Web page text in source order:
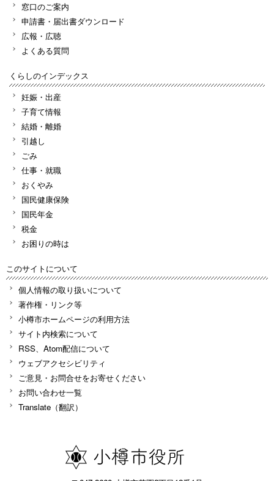
窓口のご案内
申請書・届出書ダウンロード
広報・広聴
よくある質問
くらしのインデックス
妊娠・出産
子育て情報
結婚・離婚
引越し
ごみ
仕事・就職
おくやみ
国民健康保険
国民年金
税金
お困りの時は
このサイトについて
個人情報の取り扱いについて
著作権・リンク等
小樽市ホームページの利用方法
サイト内検索について
RSS、Atom配信について
ウェブアクセシビリティ
ご意見・お問合せをお寄せください
お問い合わせ一覧
Translate（翻訳）